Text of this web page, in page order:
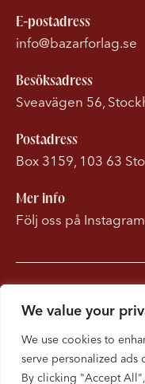
We value your
We use cookies to
serve personalized ads
By clicking "Accept
E-postadress
info@bazarforlag.se
Besöksadress
Sveavägen 56,
Postadress
Box 3159, 103 63
Mer info
Följ oss på
Om